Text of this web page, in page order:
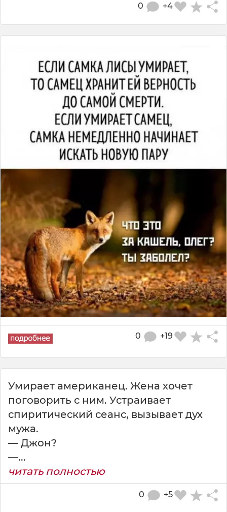
+4
0
+19
0
Умирает американец. Жена хочет
поговорить с ним. Устраивает
спиритический сеанс, вызывает дух
мужа.
— Джон?
—...
читать полностью
+5
0